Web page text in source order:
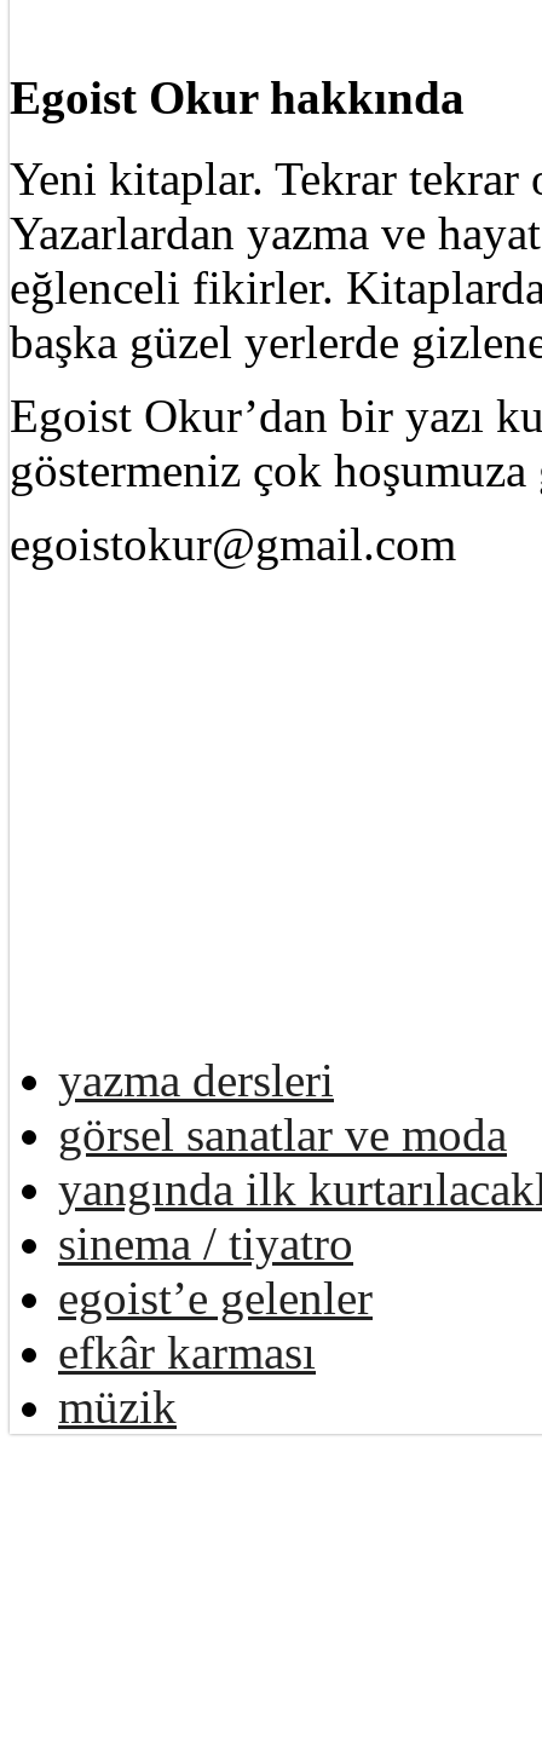
Egoist Okur hakkında
Yeni kitaplar. Tekrar tekrar
Yazarlardan yazma ve
eğlenceli fikirler.
başka güzel yerlerde
Egoist Okur’dan bir yazı
göstermeniz çok
egoistokur@gmail.com
yazma dersleri
görsel sanatlar ve moda
yangında ilk
sinema / tiyatro
egoist’e gelenler
efkâr karması
müzik